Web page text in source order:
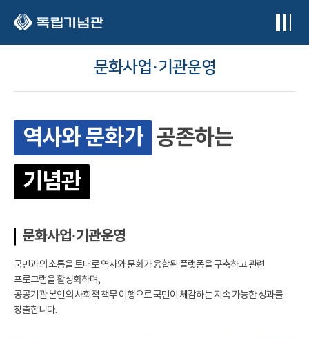
문화사업·기관운영
역사와 문화가 공존하는
기념관
문화사업·기관운영
국민과의 소통을 토대로 역사와 문화가 융합된 플랫폼을 구축하고 관련
프로그램을 활성화하며,
공공기관 본인의 사회적 책무 이행으로 국민이 체감하는 지속 가능한 성과를
창출합니다.